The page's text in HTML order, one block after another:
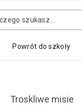
Powrót do szkoły
Troskliwe misie